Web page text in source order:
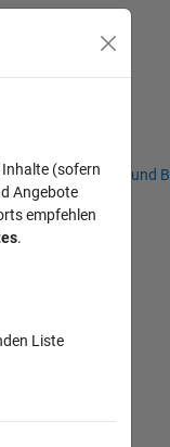
Studierende und
Inhalte (sofern
Angebote
empfehlen
.
Liste